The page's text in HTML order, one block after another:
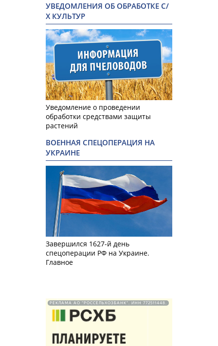
УВЕДОМЛЕНИЯ ОБ ОБРАБОТКЕ С/
Х КУЛЬТУР
Уведомление о проведении
обработки средствами защиты
растений
ВОЕННАЯ СПЕЦОПЕРАЦИЯ НА
УКРАИНЕ
Завершился 1627-й день
спецоперации РФ на Украине.
Главное
РЕКЛАМА АО "РОССЕЛЬХОЗБАНК". ИНН 772511448.